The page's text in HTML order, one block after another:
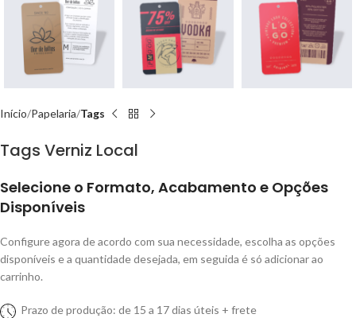
Início Papelaria Tags
Tags Verniz Local
Selecione o Formato, Acabamento e Opções
Disponíveis
Configure agora de acordo com sua necessidade, escolha as opções
disponíveis e a quantidade desejada, em seguida é só adicionar ao
carrinho.
Prazo de produção: de 15 a 17 dias úteis + frete